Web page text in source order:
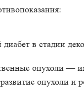
диабет в стадии
опухоли —
опухоли и